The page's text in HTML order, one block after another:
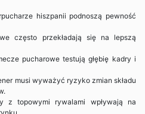
hiszpanii podnoszą pewność
często przekładają się na lepszą
pucharowe testują głębię kadry i
musi wyważyć ryzyko zmian składu
z topowymi rywalami wpływają na